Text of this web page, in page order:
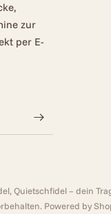
zur
per E-
Quietschfidel – dein
Powered by